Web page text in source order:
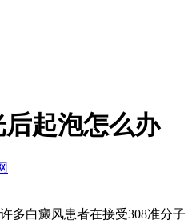
后起泡怎么办
多白癜风患者在接受308准分子